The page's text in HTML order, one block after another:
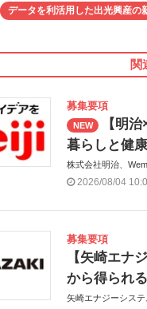
データを利活用した出光興産の
関
募集要項
NEW
【明
暮らしと健
株式会社明治、
2026/08/04
募集要項
【矢崎エナ
から得られ
矢崎エナジーシス